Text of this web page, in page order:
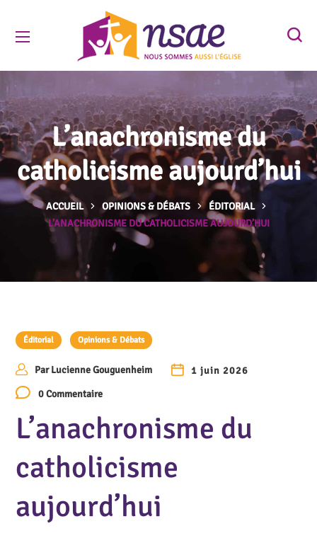
L’anachronisme du
catholicisme aujourd’hui
ACCUEIL OPINIONS & DÉBATS
ÉDITORIAL
L’ANACHRONISME DU CATHOLICISME AUJOURD’HUI
Éditorial Opinions & Débats
ParLucienne Gouguenheim
1 juin 2026
0 Commentaire
L’anachronisme du
catholicisme
aujourd’hui